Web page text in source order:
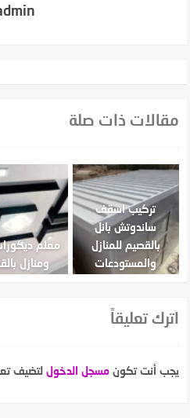
مقالات ذات صلة
تركيب اسقف
ساندوتش بانل
بالقصيم للمنازل
والمستودعات
معلم
ومنازل
اترك تعليقاً
يجب أنت تكونمسجل الدخول لتضيف